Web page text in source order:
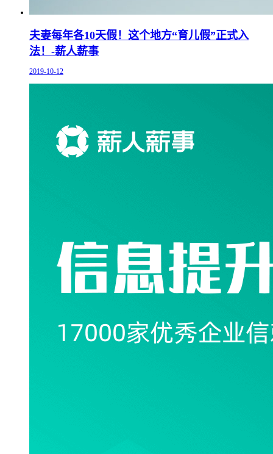
夫妻每年各10天假！这个地方“育儿假”正式入
法！-薪人薪事
2019-10-12